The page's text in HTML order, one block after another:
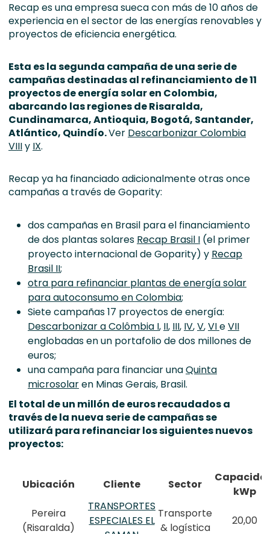
Recap es una empresa sueca con más de 10 años de
experiencia en el sector de las energías renovables y
proyectos de eficiencia energética.
Esta es la segunda campaña de una serie de
campañas destinadas al refinanciamiento de 11
proyectos de energía solar en Colombia,
abarcando las regiones de Risaralda,
Cundinamarca, Antioquia, Bogotá, Santander,
Atlántico, Quindío.Ver Descarbonizar Colombia
VIIIy IX.
Recap ya ha financiado adicionalmente otras once
campañas a través de Goparity:
dos campañas en Brasil para el financiamiento
de dos plantas solares Recap Brasil I (el primer
proyecto internacional de Goparity) y Recap
Brasil II;
otra para refinanciar plantas de energía solar
para autoconsumo en Colombia;
Siete campañas 17 proyectos de energía:
Descarbonizar a Colômbia I, II, III, IV,V,VIeVII
englobadas en un portafolio de dos millones de
euros;
una campaña para financiar unaQuinta
microsolaren Minas Gerais, Brasil.
El total de un millón de euros recaudados a
través de la nueva serie de campañas se
utilizará para refinanciar los siguientes nuevos
proyectos:
Ubicación Cliente Sector
kWp
Pereira
(Risaralda)
TRANSPORTES
ESPECIALES EL
Transporte
& logística
20,00